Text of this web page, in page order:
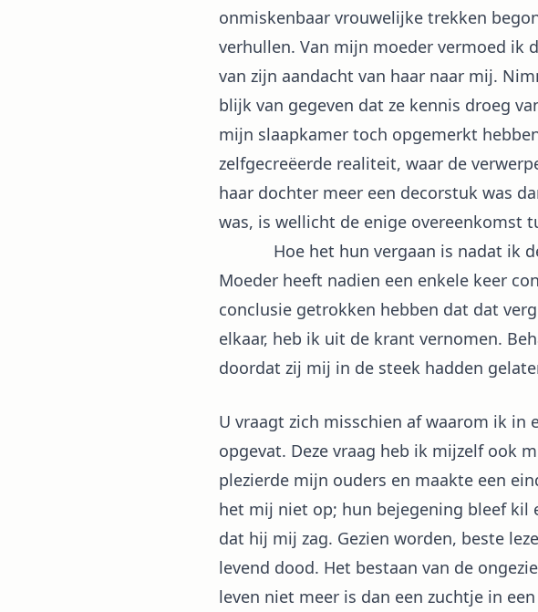
onmiskenbaar vrouwelijke trekken
verhullen. Van mijn moeder vermoed ik
van zijn aandacht van haar naar mij.
blijk van gegeven dat ze kennis droeg
mijn slaapkamer toch opgemerkt
zelfgecreëerde realiteit, waar de
haar dochter meer een decorstuk was
was, is wellicht de enige overeenkomst
Hoe het hun vergaan is nadat ik de
Moeder heeft nadien een enkele keer
conclusie getrokken hebben dat dat
elkaar, heb ik uit de krant vernomen.
doordat zij mij in de steek hadden
U vraagt zich misschien af waarom ik
opgevat. Deze vraag heb ik mijzelf ook
plezierde mijn ouders en maakte een
het mij niet op; hun bejegening bleef kil
dat hij mij zag. Gezien worden, beste
levend dood. Het bestaan van de
leven niet meer is dan een zuchtje in